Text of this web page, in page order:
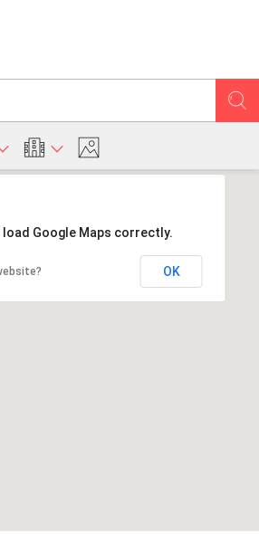
load Google Maps correctly.
OK